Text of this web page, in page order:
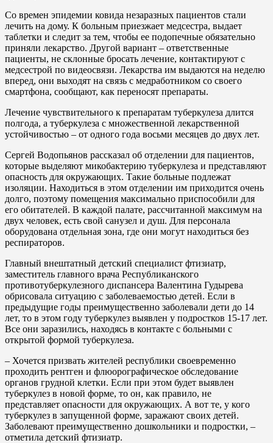
Со времен эпидемии ковида незаразных пациентов стали
лечить на дому. К больным приезжает медсестра, выдает
таблетки и следит за тем, чтобы ее подопечные обязательно
приняли лекарство. Другой вариант – ответственные
пациенты, не склонные бросать лечение, контактируют с
медсестрой по видеосвязи. Лекарства им выдаются на неделю
вперед, они выходят на связь с медработником со своего
смартфона, сообщают, как переносят препараты.
Лечение чувствительного к препаратам туберкулеза длится
полгода, а туберкулеза с множественной лекарственной
устойчивостью – от одного года восьми месяцев до двух лет.
Сергей Водопьянов рассказал об отделении для пациентов,
которые выделяют микобактерию туберкулеза и представляют
опасность для окружающих. Такие больные подлежат
изоляции. Находиться в этом отделении им приходится очень
долго, поэтому помещения максимально приспособили для
его обитателей. В каждой палате, рассчитанной максимум на
двух человек, есть свой санузел и душ. Для персонала
оборудована отдельная зона, где они могут находиться без
респираторов.
Главный внештатный детский специалист фтизиатр,
заместитель главного врача Республиканского
противотуберкулезного диспансера Валентина Гудырева
обрисовала ситуацию с заболеваемостью детей. Если в
предыдущие годы преимущественно заболевали дети до 14
лет, то в этом году туберкулез выявлен у подростков 15-17 лет.
Все они заразились, находясь в контакте с больными с
открытой формой туберкулеза.
– Хочется призвать жителей республики своевременно
проходить рентген и флюорографическое обследование
органов грудной клетки. Если при этом будет выявлен
туберкулез в новой форме, то он, как правило, не
представляет опасности для окружающих. А вот те, у кого
туберкулез в запущенной форме, заражают своих детей.
Заболевают преимущественно дошкольники и подростки, –
отметила детский фтизиатр.